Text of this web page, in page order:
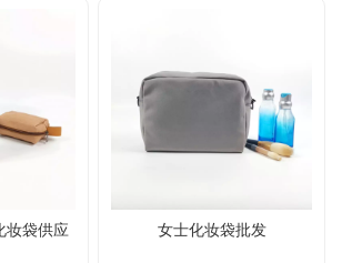
妆袋供应
女士化妆袋批发